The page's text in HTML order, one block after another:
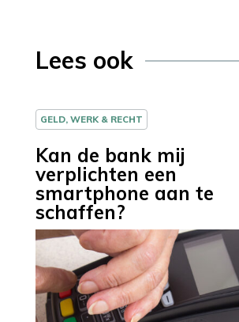
Lees ook
GELD, WERK & RECHT
Kan de bank mij
verplichten een
smartphone aan te
schaffen?